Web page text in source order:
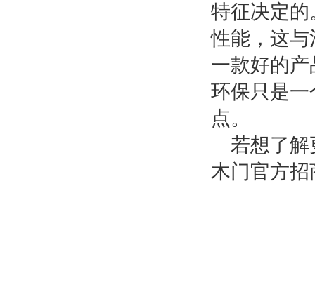
特征决定的
性能，这
一款好的
环保只是
点。
若想了解
木门官方招